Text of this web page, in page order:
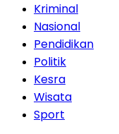
Kriminal
Nasional
Pendidikan
Politik
Kesra
Wisata
Sport